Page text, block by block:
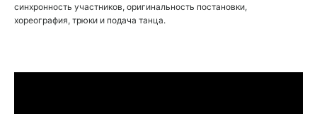
синхронность участников, оригинальность постановки,
хореография, трюки и подача танца.